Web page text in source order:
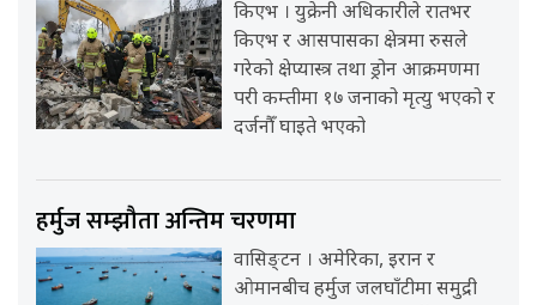
किएभ । युक्रेनी अधिकारीले रातभर
किएभ र आसपासका क्षेत्रमा रुसले
गरेको क्षेप्यास्त्र तथा ड्रोन आक्रमणमा
परी कम्तीमा १७ जनाको मृत्यु भएको र
दर्जनौँ घाइते भएको
हर्मुज सम्झौता अन्तिम चरणमा
वासिङ्टन । अमेरिका, इरान र
ओमानबीच हर्मुज जलघाँटीमा समुद्री